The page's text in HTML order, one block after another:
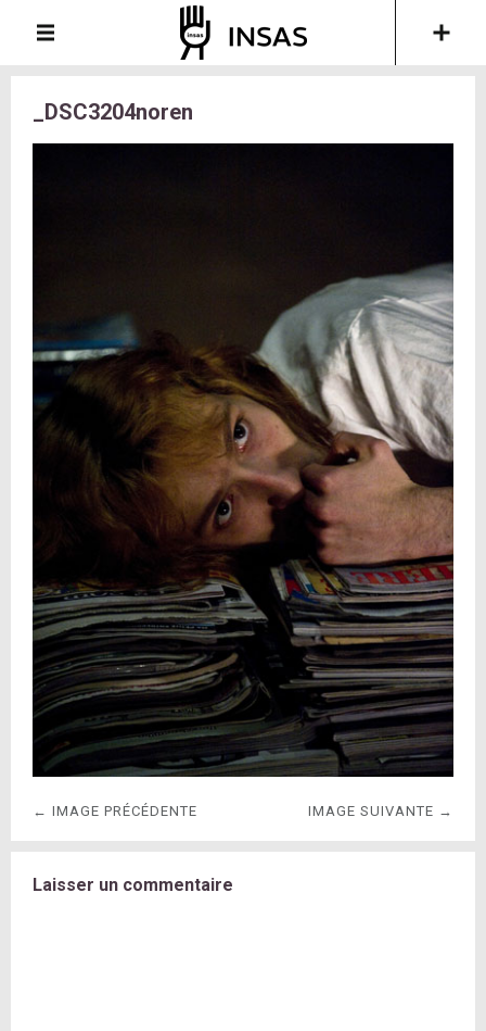
_DSC3204noren
← IMAGE PRÉCÉDENTE IMAGE SUIVANTE →
Laisser un commentaire